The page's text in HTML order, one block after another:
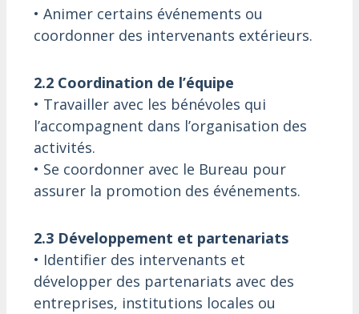
• Animer certains événements ou
coordonner des intervenants extérieurs.
2.2 Coordination de l’équipe
• Travailler avec les bénévoles qui
l’accompagnent dans l’organisation des
activités.
• Se coordonner avec le Bureau pour
assurer la promotion des événements.
2.3 Développement et partenariats
• Identifier des intervenants et
développer des partenariats avec des
entreprises, institutions locales ou